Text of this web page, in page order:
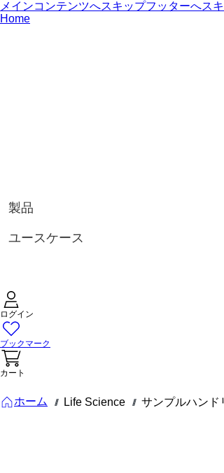
メインコンテンツへスキップフッターへス
Home
製品
ユースケース
ログイン
ブックマーク
カート
ホーム /// Life Science /// サンプルハンド